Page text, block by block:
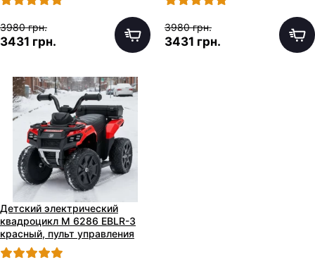
3980 грн.
3431 грн.
3980 грн.
3431 грн.
Детский электрический
квадроцикл M 6286 EBLR-3
красный, пульт управления
2,4G